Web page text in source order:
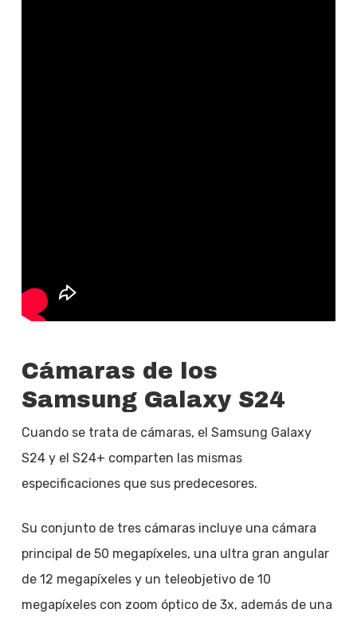
Cámaras de los
Samsung Galaxy S24
Cuando se trata de cámaras, el Samsung Galaxy
S24 y el S24+ comparten las mismas
especificaciones que sus predecesores.
Su conjunto de tres cámaras incluye una cámara
principal de 50 megapíxeles, una ultra gran angular
de 12 megapíxeles y un teleobjetivo de 10
megapíxeles con zoom óptico de 3x, además de una